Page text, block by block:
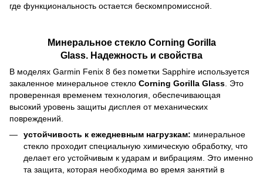
где функциональность остается бескомпромиссной.
Минеральное стекло Corning Gorilla
Glass. Надежность и свойства
В моделях Garmin Fenix 8 без пометки Sapphire используется
закаленное минеральное стекло Corning Gorilla Glass. Это
проверенная временем технология, обеспечивающая
высокий уровень защиты дисплея от механических
повреждений.
устойчивость к ежедневным нагрузкам: минеральное
стекло проходит специальную химическую обработку, что
делает его устойчивым к ударам и вибрациям. Это именно
та защита, которая необходима во время занятий в